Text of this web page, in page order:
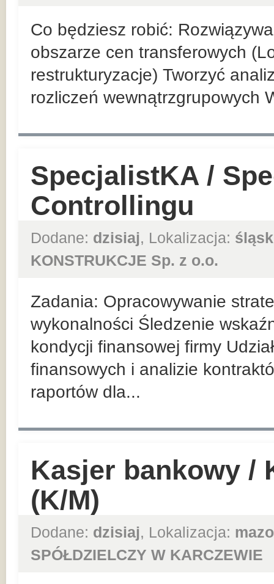
Co będziesz robić:
obszarze cen transferowych
restrukturyzacje) Tworzyć
rozliczeń wewnątrzgrupowych
SpecjalistKA /
Controllingu
Dodane: dzisiaj, Lokalizacja:
KONSTRUKCJE Sp. z o.o.
Zadania: Opracowywanie
wykonalności Śledzenie
kondycji finansowej firmy
finansowych i analizie
raportów dla...
Kasjer bankowy /
(K/M)
Dodane: dzisiaj, Lokalizacja:
SPÓŁDZIELCZY W KARCZEWIE